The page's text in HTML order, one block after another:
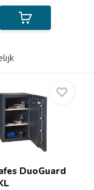
DuoGuard